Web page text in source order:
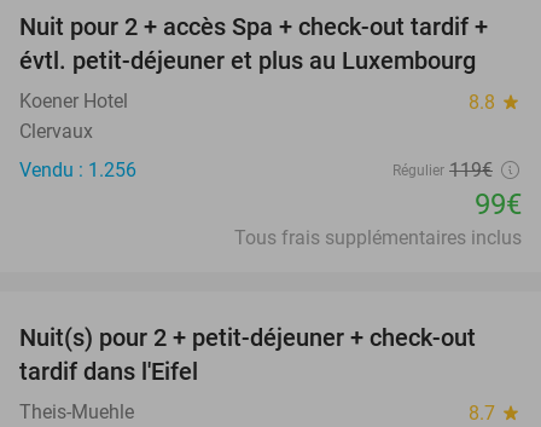
17%
Nuit pour 2 + accès Spa + check-out tardif +
évtl. petit-déjeuner et plus au Luxembourg
Koener Hotel 8.8 star
Clervaux
Vendu : 1.256
Régulier 119€
99€
Tous frais supplémentaires inclus
37%
Nuit(s) pour 2 + petit-déjeuner + check-out
tardif dans l'Eifel
Theis-Muehle 8.7 star